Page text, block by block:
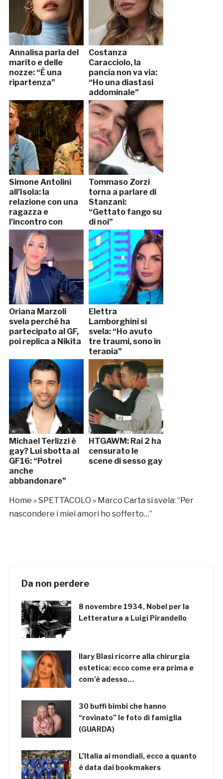
Annalisa parla del
marito e delle
nozze: “È una
ripartenza”
Costanza
Caracciolo, la
pancia non va via:
“Ho una diastasi
addominale”
Simone Antolini
all’Isola: la
relazione con una
ragazza e
l’incontro con
Cecchi Paone
Tommaso Zorzi
torna a parlare di
Stanzani:
“Gettato fango su
di noi”
Oriana Marzoli
svela perché ha
partecipato al GF,
poi replica a Nikita
Elettra
Lamborghini si
svela: “Ho avuto
tre traumi, sono in
terapia”
Michael Terlizzi è
gay? Lui sbotta al
GF16: “Potrei
anche
abbandonare”
HTGAWM: Rai 2 ha
censurato le
scene di sesso gay
Home »SPETTACOLO » Marco Carta si svela: “Per
nascondere i miei amori ho sofferto…”
Da non perdere
8 novembre 1934, Nobel per la
Letteratura a Luigi Pirandello
Ilary Blasi ricorre alla chirurgia
estetica: ecco come era prima e
com’è adesso…
30 buffi bimbi che hanno
“rovinato” le foto di famiglia
(GUARDA)
L’Italia ai mondiali, ecco a quanto
è data dai bookmakers